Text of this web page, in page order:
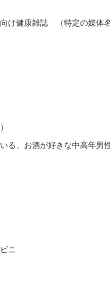
け健康雑誌 （特定の媒体名
る、お酒が好きな中高年男
ニ